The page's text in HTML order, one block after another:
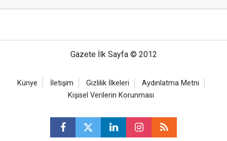
Gazete İlk Sayfa © 2012
Künye İletişim Gizlilik İlkeleri
Aydınlatma Metni
Kişisel Verilerin Korunması